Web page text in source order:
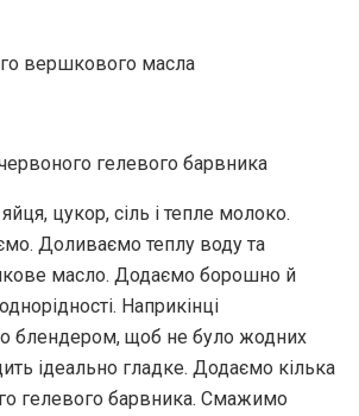
вершкового масла
гелевого барвника
цукор, сіль і тепле молоко.
Доливаємо теплу воду та
масло. Додаємо борошно й
Наприкінці
блендером, щоб не було жодних
ідеально гладке. Додаємо кілька
гелевого барвника. Смажимо